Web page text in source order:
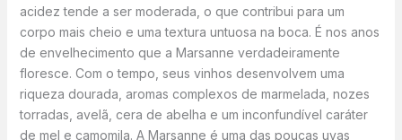
acidez tende a ser moderada, o que contribui para um
corpo mais cheio e uma textura untuosa na boca. É nos anos
de envelhecimento que a Marsanne verdadeiramente
floresce. Com o tempo, seus vinhos desenvolvem uma
riqueza dourada, aromas complexos de marmelada, nozes
torradas, avelã, cera de abelha e um inconfundível caráter
de mel e camomila. A Marsanne é uma das poucas uvas